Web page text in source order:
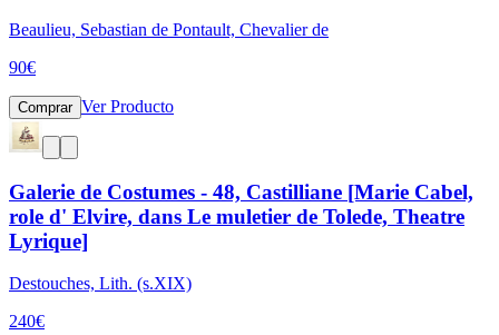
Beaulieu, Sebastian de Pontault, Chevalier de
90€
Comprar Ver Producto
Galerie de Costumes - 48, Castilliane [Marie Cabel,
role d' Elvire, dans Le muletier de Tolede, Theatre
Lyrique]
Destouches, Lith. (s.XIX)
240€